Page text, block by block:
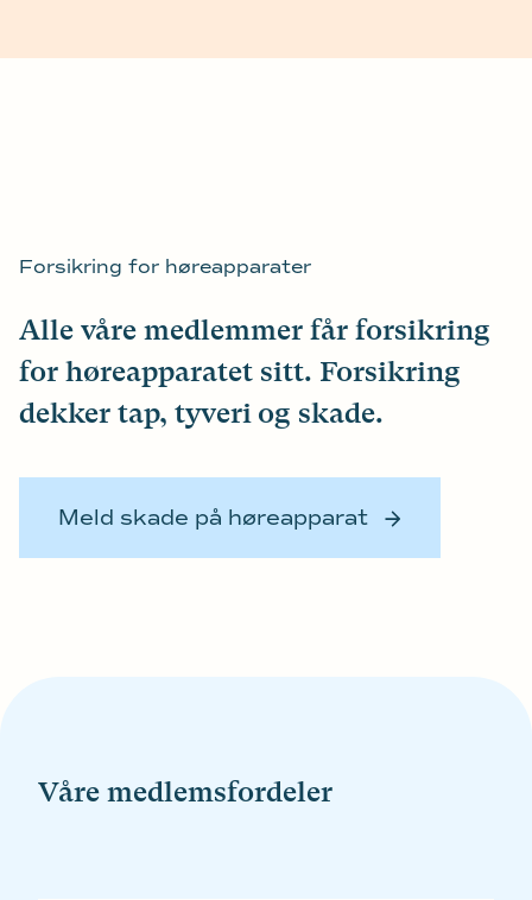
Forsikring for høreapparater
Alle våre medlemmer får forsikring
for høreapparatet sitt. Forsikring
dekker tap, tyveri og skade.
Meld skade på høreapparat
Våre medlemsfordeler